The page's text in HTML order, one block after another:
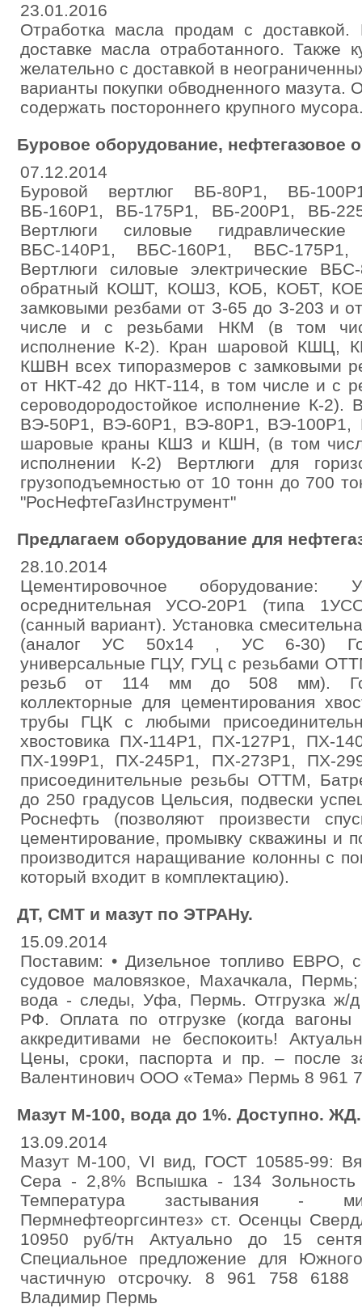
23.01.2016
Отработка масла продам с доставкой.
доставке масла отработанного. Также
желательно с доставкой в
варианты покупки обводненного мазута.
содержать постороннего крупного
Буровое оборудование, нефтегазовое
07.12.2014
Буровой вертлюг ВБ-80Р1, ВБ-
ВБ-160Р1, ВБ-175Р1, ВБ-200Р1, ВБ-
Вертлюги силовые
ВБС-140Р1, ВБС-160Р1, ВБС-
Вертлюги силовые электрические
обратный КОШТ, КОШЗ, КОБ, КОБТ,
замковыми резбами от З-65 до З-203 и
числе и с резьбами НКМ (в том
исполнение К-2). Кран шаровой
КШВН всех типоразмеров с замковыми
от НКТ-42 до НКТ-114, в том числе и с
сероводородостойкое исполнение К-2).
ВЭ-50Р1, ВЭ-60Р1, ВЭ-80Р1, ВЭ-100Р1,
шаровые краны КШЗ и КШН, (в том
исполнении К-2) Вертлюги для
грузоподъемностью от 10 тонн до 700
"РосНефтеГазИнструмент"
Предлагаем оборудование для
28.10.2014
Цементировочное оборудование:
осреднительная УСО-20Р1 (типа
(санный вариант). Установка
(аналог УС 50х14 , УС 6-30)
универсальные ГЦУ, ГУЦ с резьбами
резьб от 114 мм до 508 мм).
коллекторные для цементирования
трубы ГЦК с любыми
хвостовика ПХ-114Р1, ПХ-127Р1, ПХ-
ПХ-199Р1, ПХ-245Р1, ПХ-273Р1, ПХ-
присоединительные резьбы ОТТМ,
до 250 градусов Цельсия, подвески
Роснефть (позволяют произвести
цементирование, промывку скважины и
производится наращивание колонны с
который входит в комплектацию).
ДТ, СМТ и мазут по ЭТРАНу.
15.09.2014
Поставим: • Дизельное топливо ЕВРО,
судовое маловязкое, Махачкала,
вода - следы, Уфа, Пермь. Отгрузка ж/
РФ. Оплата по отгрузке (когда
аккредитивами не беспокоить!
Цены, сроки, паспорта и пр. – после
Валентинович ООО «Тема» Пермь 8 961
Мазут М-100, вода до 1%. Доступно.
13.09.2014
Мазут М-100, VI вид, ГОСТ 10585-99:
Сера - 2,8% Вспышка - 134
Температура застывания -
Пермнефтеоргсинтез» ст. Осенцы
10950 руб/тн Актуально до 15
Специальное предложение для
частичную отсрочку. 8 961 758 6188
Владимир Пермь